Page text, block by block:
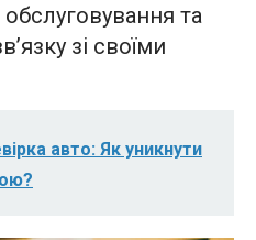
та
зі своїми
авто: Як уникнути